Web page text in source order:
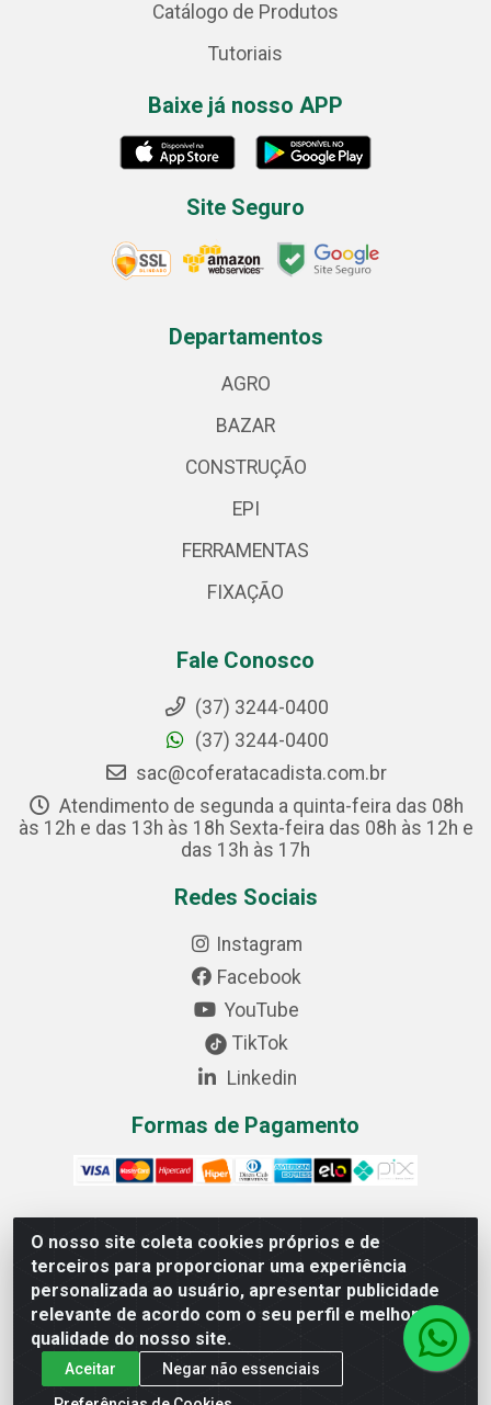
O nosso site coleta cookies próprios e de
terceiros para proporcionar uma experiência
personalizada ao usuário, apresentar publicidade
relevante de acordo com o seu perfil e melhorar a
qualidade do nosso site.
Aceitar
Negar não essenciais
Catálogo de Produtos
Tutoriais
Baixe já nosso APP
Site Seguro
Departamentos
AGRO
BAZAR
CONSTRUÇÃO
EPI
FERRAMENTAS
FIXAÇÃO
Fale Conosco
(37) 3244-0400
(37) 3244-0400
sac@coferatacadista.com.br
Atendimento de segunda a quinta-feira das 08h
às 12h e das 13h às 18h Sexta-feira das 08h às 12h e
das 13h às 17h
Redes Sociais
Instagram
Facebook
YouTube
TikTok
Linkedin
Formas de Pagamento
Cofer Importadora e Distribuidora LTDA - Avenida Progresso,
1829, Letra D - Centro Industrial, Carmo do Cajuru/MG - CEP:
35.557-000 - 03.064.064/0001-44